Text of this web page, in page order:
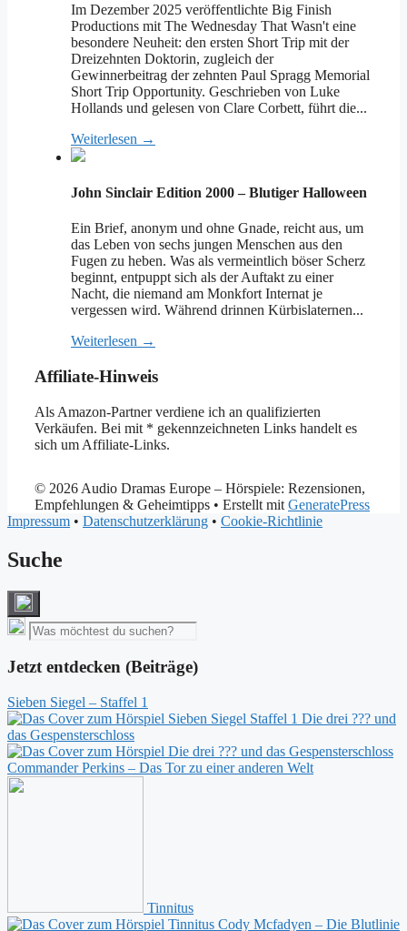
Im Dezember 2025 veröffentlichte Big Finish
Productions mit The Wednesday That Wasn't eine
besondere Neuheit: den ersten Short Trip mit der
Dreizehnten Doktorin, zugleich der
Gewinnerbeitrag der zehnten Paul Spragg Memorial
Short Trip Opportunity. Geschrieben von Luke
Hollands und gelesen von Clare Corbett, führt die...
Weiterlesen →
John Sinclair Edition 2000 – Blutiger Halloween
Ein Brief, anonym und ohne Gnade, reicht aus, um
das Leben von sechs jungen Menschen aus den
Fugen zu heben. Was als vermeintlich böser Scherz
beginnt, entpuppt sich als der Auftakt zu einer
Nacht, die niemand am Monkfort Internat je
vergessen wird. Während drinnen Kürbislaternen...
Weiterlesen →
Affiliate-Hinweis
Als Amazon-Partner verdiene ich an qualifizierten
Verkäufen. Bei mit * gekennzeichneten Links handelt es
sich um Affiliate-Links.
© 2026 Audio Dramas Europe – Hörspiele: Rezensionen,
Empfehlungen & Geheimtipps • Erstellt mit GeneratePress
Impressum • Datenschutzerklärung • Cookie-Richtlinie
Suche
Jetzt entdecken (Beiträge)
Sieben Siegel – Staffel 1
Die drei ??? und
das Gespensterschloss
Commander Perkins – Das Tor zu einer anderen Welt
Tinnitus
Cody Mcfadyen – Die Blutlinie